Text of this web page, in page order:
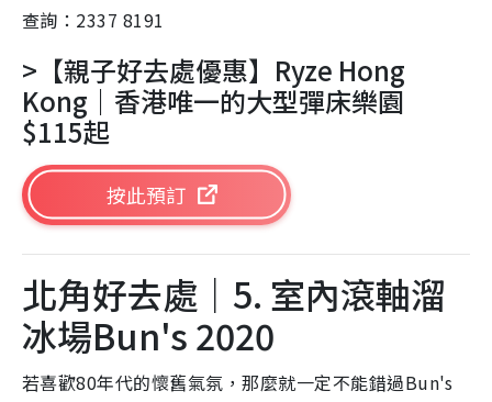
查詢：2337 8191
>【親子好去處優惠】Ryze Hong
Kong｜香港唯一的大型彈床樂園
$115起
按此預訂
北角好去處｜5. 室內滾軸溜
冰場Bun's 2020
若喜歡80年代的懷舊氣氛，那麼就一定不能錯過Bun's